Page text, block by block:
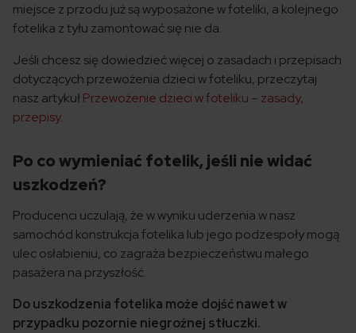
miejsce z przodu już są wyposażone w foteliki, a kolejnego
fotelika z tyłu zamontować się nie da.
Jeśli chcesz się dowiedzieć więcej o zasadach i przepisach
dotyczących przewożenia dzieci w foteliku, przeczytaj
nasz artykułPrzewożenie dzieci w foteliku – zasady,
przepisy.
Po co wymieniać fotelik, jeśli nie widać
uszkodzeń?
Producenci uczulają, że w wyniku uderzenia w nasz
samochód konstrukcja fotelika lub jego podzespoły mogą
ulec osłabieniu, co zagraża bezpieczeństwu małego
pasażera na przyszłość.
Do uszkodzenia fotelika może dojść nawet w
przypadku pozornie niegroźnej stłuczki.